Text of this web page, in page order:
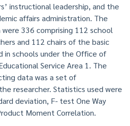
instructional leadership, and the
affairs administration. The
336 comprising 112 school
and 112 chairs of the basic
in schools under the Office of
Service Area 1. The
data was a set of
researcher. Statistics used were
deviation, F- test One Way
Moment Correlation.